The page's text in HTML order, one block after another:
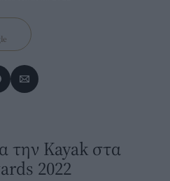
την Kayak στα
2022